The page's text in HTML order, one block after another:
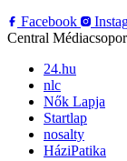
Facebook
Central
24.hu
nlc
Nők Lapja
Startlap
nosalty
HáziPatika